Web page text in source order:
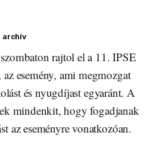
archív
rajtol el a 11. IPSE
esemény, ami megmozgat
és nyugdíjast egyaránt. A
mindenkit, hogy fogadjanak
az eseményre vonatkozóan.